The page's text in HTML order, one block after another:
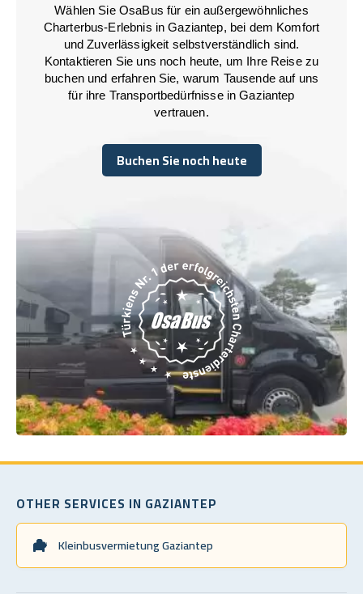
Wählen Sie OsaBus für ein außergewöhnliches
Charterbus-Erlebnis in Gaziantep, bei dem Komfort
und Zuverlässigkeit selbstverständlich sind.
Kontaktieren Sie uns noch heute, um Ihre Reise zu
buchen und erfahren Sie, warum Tausende auf uns
für ihre Transportbedürfnisse in Gaziantep
vertrauen.
Buchen Sie noch heute
Buchen Sie noch heute
OTHER SERVICES IN GAZIANTEP
Kleinbusvermietung Gaziantep